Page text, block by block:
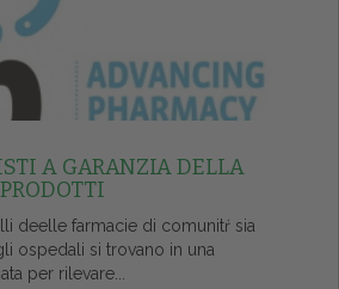
A GARANZIA DELLA
deelle farmacie di comunitŕ sia
ospedali si trovano in una
per rilevare...